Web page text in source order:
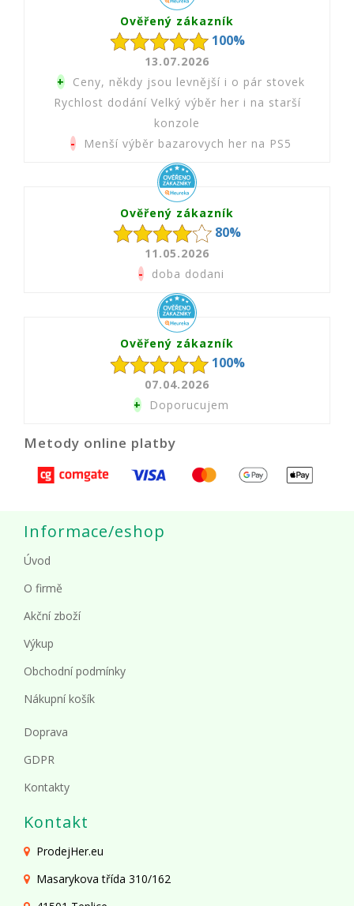
Ověřený zákazník
100%
13.07.2026
+ Ceny, někdy jsou levnější i o pár stovek
Rychlost dodání Velký výběr her i na starší
konzole
- Menší výběr bazarovych her na PS5
Ověřený zákazník
80%
11.05.2026
-doba dodani
Ověřený zákazník
100%
07.04.2026
+Doporucujem
Metody online platby
Informace/eshop
Úvod
O firmě
Akční zboží
Výkup
Obchodní podmínky
Nákupní košík
Doprava
GDPR
Kontakty
Kontakt
ProdejHer.eu
Masarykova třída 310/162